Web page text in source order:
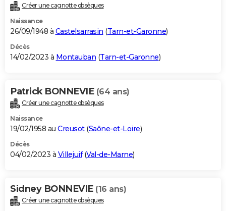
Créer une cagnotte obsèques
Naissance
26/09/1948 à Castelsarrasin (Tarn-et-Garonne)
Décès
14/02/2023 à Montauban (Tarn-et-Garonne)
Patrick BONNEVIE (64 ans)
Créer une cagnotte obsèques
Naissance
19/02/1958 au Creusot(Saône-et-Loire)
Décès
04/02/2023 à Villejuif(Val-de-Marne)
Sidney BONNEVIE (16 ans)
Créer une cagnotte obsèques